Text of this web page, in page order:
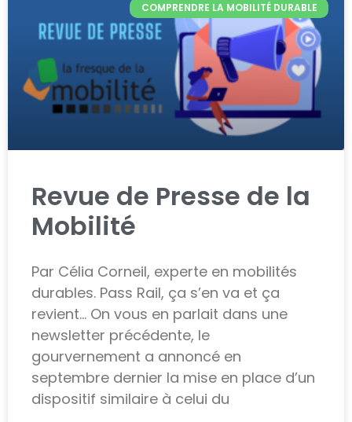
COMPRENDRE LA MOBILITÉ DURABLE
Revue de Presse de la
Mobilité
Par Célia Corneil, experte en mobilités
durables. Pass Rail, ça s’en va et ça
revient… On vous en parlait dans une
newsletter précédente, le
gourvernement a annoncé en
septembre dernier la mise en place d’un
dispositif similaire à celui du